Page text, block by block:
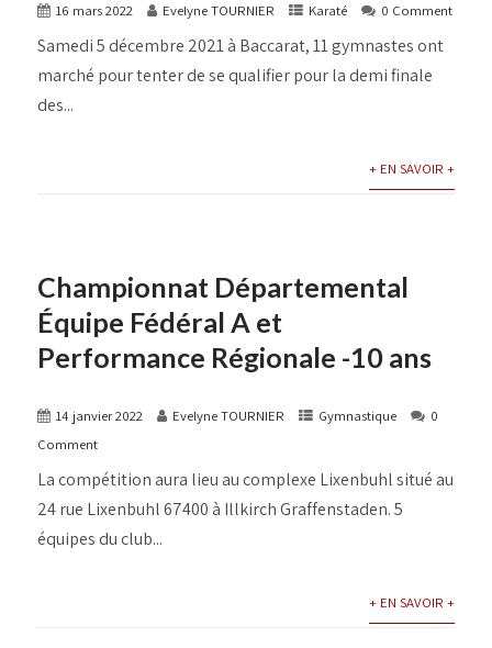
16 mars 2022 Evelyne TOURNIER Karaté 0 Comment
Samedi 5 décembre 2021 à Baccarat, 11 gymnastes ont
marché pour tenter de se qualifier pour la demi finale
des...
+ EN SAVOIR +
Championnat Départemental
Équipe Fédéral A et
Performance Régionale -10 ans
14 janvier 2022 Evelyne TOURNIER Gymnastique
0
Comment
La compétition aura lieu au complexe Lixenbuhl situé au
24 rue Lixenbuhl 67400 à Illkirch Graffenstaden. 5
équipes du club...
+ EN SAVOIR +